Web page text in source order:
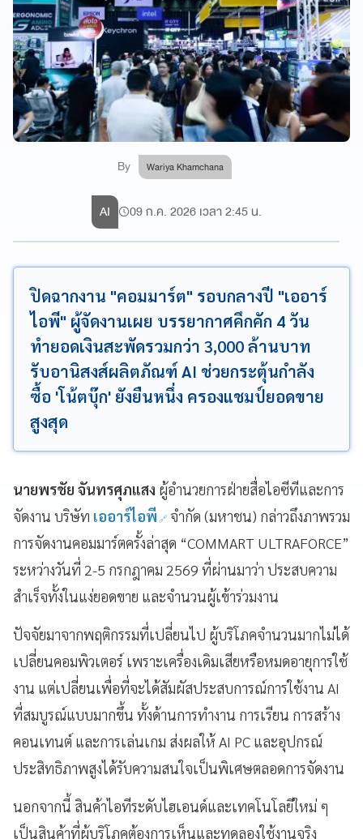
By Wariya Khamchana
AI 09 ก.ค. 2026 เวลา 2:45 น.
ปิดฉากงาน "คอมมาร์ต" รอบกลางปี "เออาร์
ไอพี" ผู้จัดงานเผย บรรยากาศคึกคัก 4 วัน
ทำยอดเงินสะพัดรวมกว่า 3,000 ล้านบาท
รับอานิสงส์ผลิตภัณฑ์ AI ช่วยกระตุ้นกำลัง
ซื้อ 'โน้ตบุ๊ก' ยังยืนหนึ่ง ครองแชมป์ยอดขาย
สูงสุด
นายพรชัย จันทรศุภแสง ผู้อำนวยการฝ่ายสื่อไอซีทีและการ
จัดงาน บริษัท เออาร์ไอพี จำกัด (มหาชน) กล่าวถึงภาพรวม
การจัดงานคอมมาร์ตครั้งล่าสุด “COMMART ULTRAFORCE”
ระหว่างวันที่ 2-5 กรกฎาคม 2569 ที่ผ่านมาว่า ประสบความ
สำเร็จทั้งในแง่ยอดขาย และจำนวนผู้เข้าร่วมงาน
ปัจจัยมาจากพฤติกรรมที่เปลี่ยนไป ผู้บริโภคจำนวนมากไม่ได้
เปลี่ยนคอมพิวเตอร์ เพราะเครื่องเดิมเสียหรือหมดอายุการใช้
งาน แต่เปลี่ยนเพื่อที่จะได้สัมผัสประสบการณ์การใช้งาน AI
ที่สมบูรณ์แบบมากขึ้น ทั้งด้านการทำงาน การเรียน การสร้าง
คอนเทนต์ และการเล่นเกม ส่งผลให้ AI PC และอุปกรณ์
ประสิทธิภาพสูงได้รับความสนใจเป็นพิเศษตลอดการจัดงาน
นอกจากนี้ สินค้าไอทีระดับไฮเอนด์และเทคโนโลยีใหม่ ๆ
เป็นสินค้าที่ผู้บริโภคต้องการเห็นและทดลองใช้งานจริง